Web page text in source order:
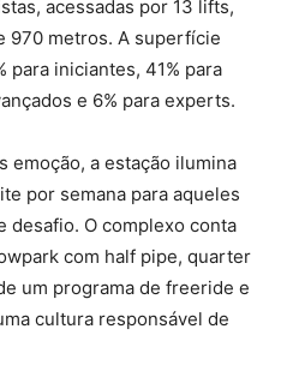
acessadas por 13 lifts,
970 metros. A superfície
para iniciantes, 41% para
e 6% para experts.
emoção, a estação ilumina
por semana para aqueles
desafio. O complexo conta
com half pipe, quarter
um programa de freeride e
cultura responsável de